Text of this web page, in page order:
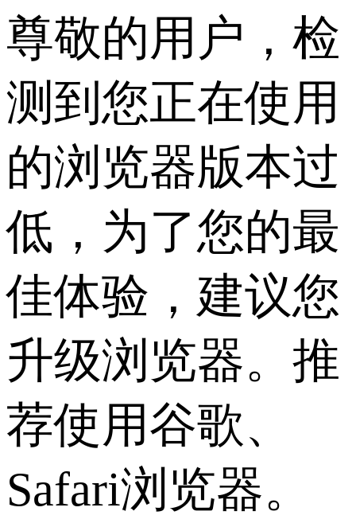
尊敬的用户，检
测到您正在使用
的浏览器版本过
低，为了您的最
佳体验，建议您
升级浏览器。推
荐使用谷歌、
Safari浏览器。